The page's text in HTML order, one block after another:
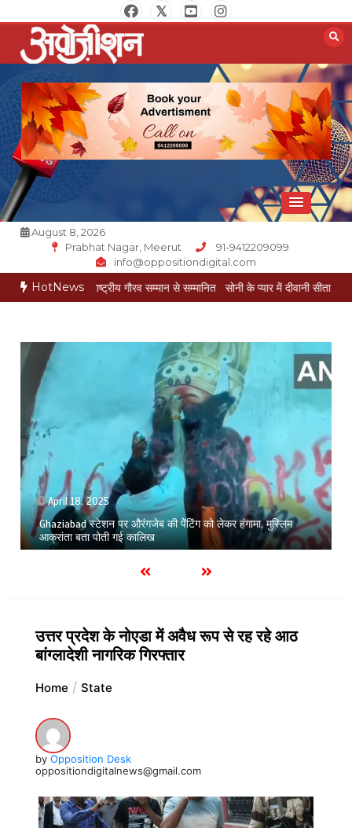
to
content
Opposition Digital
August 8, 2026
Prabhat Nagar, Meerut
91-9412209099
info@oppositiondigital.com
HotNews
राष्ट्रीय गौरव सम्मान से सम्मानित सोनी के प्यार में दीवानी सीता पहुंची मेरठ सोनी के
April 18, 2025
Ghaziabad स्टेशन पर औरंगजेब की पेेंटिंग को लेकर हंगामा, मुस्लिम
आक्रांता बता पोती गई कालिख
उत्तर प्रदेश के नोएडा में अवैध रूप से रह रहे आठ
बांग्लादेशी नागरिक गिरफ्तार
Home State
by Opposition Desk
oppositiondigitalnews@gmail.com